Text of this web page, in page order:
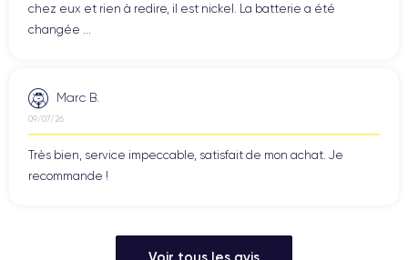
chez eux et rien à redire, il est nickel. La batterie a été
changée ...
Marc B.
09/07/26
Très bien, service impeccable, satisfait de mon achat. Je
recommande !